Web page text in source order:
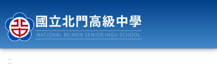
:::